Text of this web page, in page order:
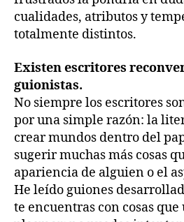
cualidades, atributos y
totalmente distintos.
Existen escritores
guionistas.
No siempre los escritores
por una simple razón: la
crear mundos dentro del
sugerir muchas más cosas
apariencia de alguien o el
He leído guiones
te encuentras con cosas